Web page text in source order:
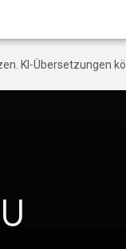
KI-Übersetzungen